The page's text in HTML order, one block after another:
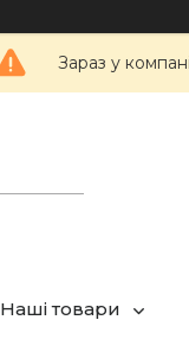
Зараз у
Наші товари